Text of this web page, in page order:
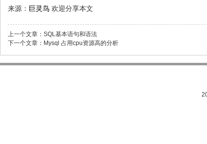
来源： 巨灵鸟 欢迎分享本文
上一个文章： SQL基本语句和语法
下一个文章： Mysql 占用cpu资源高的分析